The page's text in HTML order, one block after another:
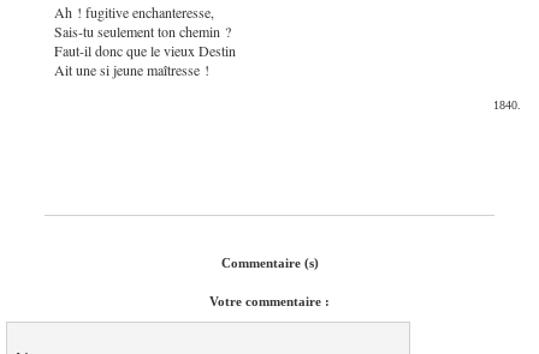
Ah ! fugitive enchanteresse,
Sais-tu seulement ton chemin ?
Faut-il donc que le vieux Destin
Ait une si jeune maîtresse !
1840.
Commentaire (s)
Votre commentaire :